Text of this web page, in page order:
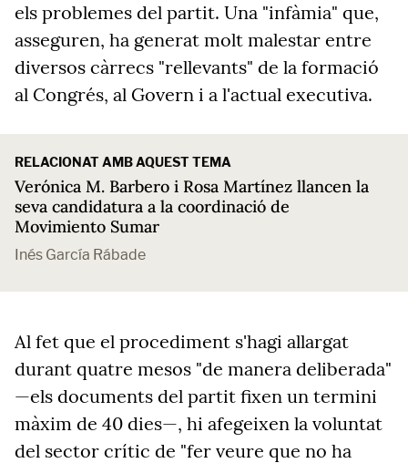
els problemes del partit. Una "infàmia" que,
asseguren, ha generat molt malestar entre
diversos càrrecs "rellevants" de la formació
al Congrés, al Govern i a l'actual executiva.
RELACIONAT AMB AQUEST TEMA
Verónica M. Barbero i Rosa Martínez llancen la
seva candidatura a la coordinació de
Movimiento Sumar
Inés García Rábade
Al fet que el procediment s'hagi allargat
durant quatre mesos "de manera deliberada"
—els documents del partit fixen un termini
màxim de 40 dies—, hi afegeixen la voluntat
del sector crític de "fer veure que no ha